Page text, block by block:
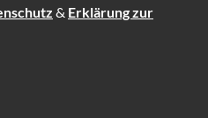
& Erklärung zur